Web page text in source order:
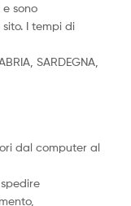
sono
I tempi di
SARDEGNA,
dal computer al